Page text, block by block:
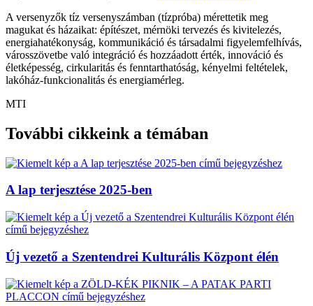
A versenyzők tíz versenyszámban (tízpróba) mérettetik meg
magukat és házaikat: építészet, mérnöki tervezés és kivitelezés,
energiahatékonyság, kommunikáció és társadalmi figyelemfelhívás,
városszövetbe való integráció és hozzáadott érték, innováció és
életképesség, cirkularitás és fenntarthatóság, kényelmi feltételek,
lakóház-funkcionalitás és energiamérleg.
MTI
További cikkeink a témában
A lap terjesztése 2025-ben
Új vezető a Szentendrei Kulturális Központ élén